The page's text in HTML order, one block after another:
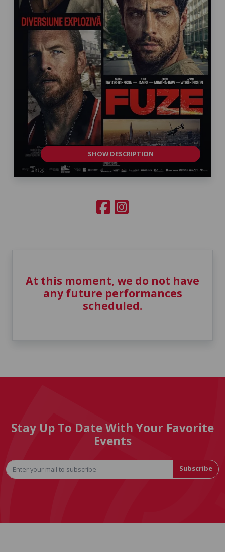
SHOW DESCRIPTION
At this moment, we do not have
any future performances
scheduled.
Stay Up To Date With Your Favorite
Events
Subscribe